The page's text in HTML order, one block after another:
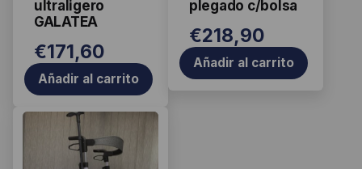
ultraligero
GALATEA
€171,60
Añadir al carrito
plegado c/bolsa
€218,90
Añadir al carrito